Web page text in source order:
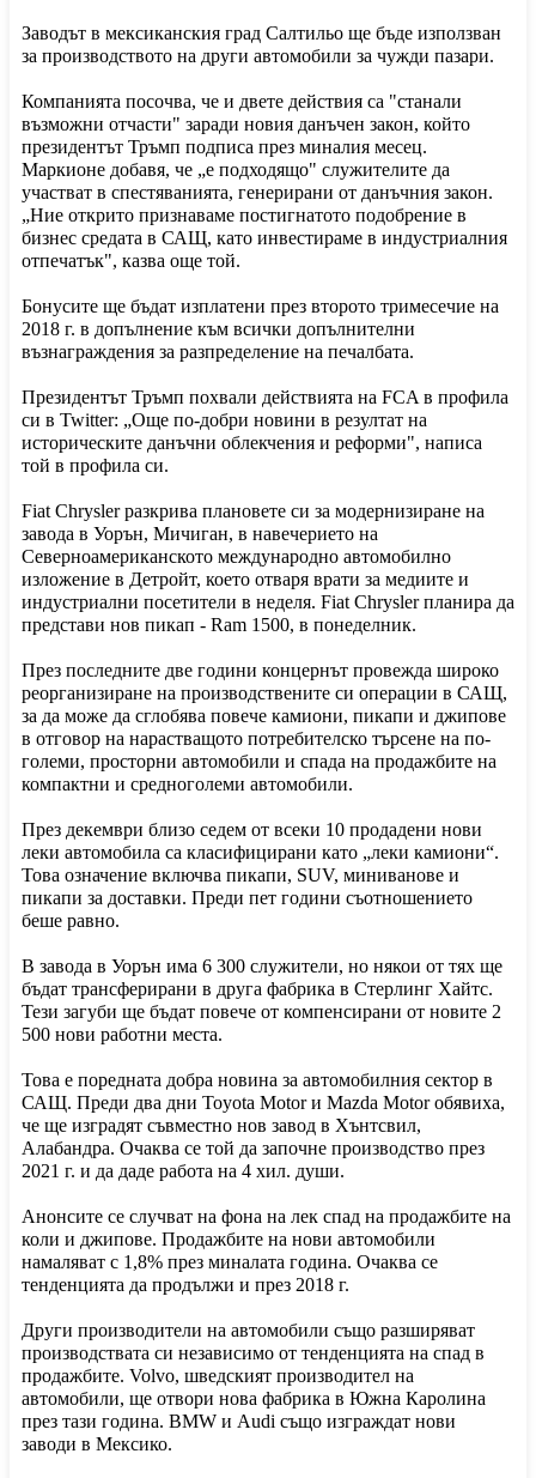
Заводът в мексиканския град Салтильо ще бъде използван
за производството на други автомобили за чужди пазари.
Компанията посочва, че и двете действия са "станали
възможни отчасти" заради новия данъчен закон, който
президентът Тръмп подписа през миналия месец.
Маркионе добавя, че „е подходящо" служителите да
участват в спестяванията, генерирани от данъчния закон.
„Ние открито признаваме постигнатото подобрение в
бизнес средата в САЩ, като инвестираме в индустриалния
отпечатък", казва още той.
Бонусите ще бъдат изплатени през второто тримесечие на
2018 г. в допълнение към всички допълнителни
възнаграждения за разпределение на печалбата.
Президентът Тръмп похвали действията на FCA в профила
си в Twitter: „Още по-добри новини в резултат на
историческите данъчни облекчения и реформи", написа
той в профила си.
Fiat Chrysler разкрива плановете си за модернизиране на
завода в Уорън, Мичиган, в навечерието на
Северноамериканското международно автомобилно
изложение в Детройт, което отваря врати за медиите и
индустриални посетители в неделя. Fiat Chrysler планира да
представи нов пикап - Ram 1500, в понеделник.
През последните две години концернът провежда широко
реорганизиране на производствените си операции в САЩ,
за да може да сглобява повече камиони, пикапи и джипове
в отговор на нарастващото потребителско търсене на по-
големи, просторни автомобили и спада на продажбите на
компактни и средноголеми автомобили.
През декември близо седем от всеки 10 продадени нови
леки автомобила са класифицирани като „леки камиони“.
Това означение включва пикапи, SUV, миниванове и
пикапи за доставки. Преди пет години съотношението
беше равно.
В завода в Уорън има 6 300 служители, но някои от тях ще
бъдат трансферирани в друга фабрика в Стерлинг Хайтс.
Тези загуби ще бъдат повече от компенсирани от новите 2
500 нови работни места.
Това е поредната добра новина за автомобилния сектор в
САЩ. Преди два дни Toyota Motor и Mazda Motor обявиха,
че ще изградят съвместно нов завод в Хънтсвил,
Алабандра. Очаква се той да започне производство през
2021 г. и да даде работа на 4 хил. души.
Анонсите се случват на фона на лек спад на продажбите на
коли и джипове. Продажбите на нови автомобили
намаляват с 1,8% през миналата година. Очаква се
тенденцията да продължи и през 2018 г.
Други производители на автомобили също разширяват
производствата си независимо от тенденцията на спад в
продажбите. Volvo, шведският производител на
автомобили, ще отвори нова фабрика в Южна Каролина
през тази година. BMW и Audi също изграждат нови
заводи в Мексико.